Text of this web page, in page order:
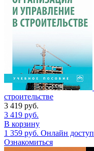
строительстве
3 419 руб.
3 419 руб.
В корзину
1 359 руб. Онлайн доступ
Ознакомиться